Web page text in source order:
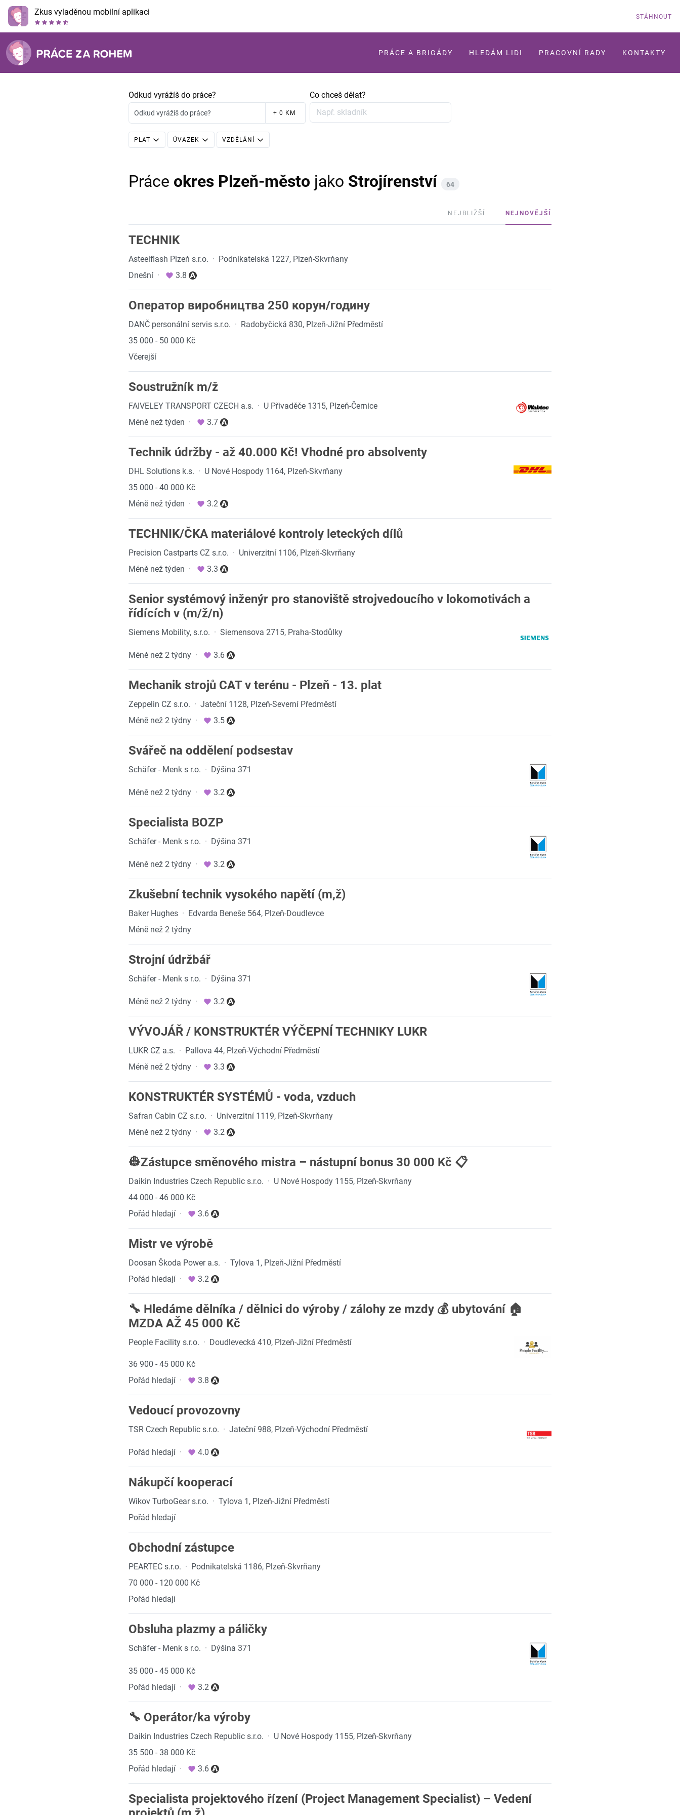
Zkus vyladěnou mobilní aplikaci STÁHNOUT
PRÁCE A BRIGÁDY HLEDÁM LIDI PRACOVNÍ RADY KONTAKTY
Odkud vyrážíš do práce?
Odkud vyrážíš do práce? + 0 KM
Co chceš dělat?
PLAT ÚVAZEK VZDĚLÁNÍ
Práce okres Plzeň-město jako Strojírenství 64
NEJBLIŽŠÍ NEJNOVĚJŠÍ
TECHNIK
Asteelflash Plzeň s.r.o. · Podnikatelská 1227, Plzeň-Skvrňany
Dnešní · 3.8
Оператор виробництва 250 корун/годину
DANČ personální servis s.r.o. · Radobyčická 830, Plzeň-Jižní Předměstí
35 000 - 50 000 Kč
Včerejší
Soustružník m/ž
FAIVELEY TRANSPORT CZECH a.s. · U Přivaděče 1315, Plzeň-Černice
Méně než týden · 3.7
Technik údržby - až 40.000 Kč! Vhodné pro absolventy
DHL Solutions k.s. · U Nové Hospody 1164, Plzeň-Skvrňany
35 000 - 40 000 Kč
Méně než týden · 3.2
TECHNIK/ČKA materiálové kontroly leteckých dílů
Precision Castparts CZ s.r.o. · Univerzitní 1106, Plzeň-Skvrňany
Méně než týden · 3.3
Senior systémový inženýr pro stanoviště strojvedoucího v lokomotivách a
řídících v (m/ž/n)
Siemens Mobility, s.r.o. · Siemensova 2715, Praha-Stodůlky
Méně než 2 týdny · 3.6
Mechanik strojů CAT v terénu - Plzeň - 13. plat
Zeppelin CZ s.r.o. · Jateční 1128, Plzeň-Severní Předměstí
Méně než 2 týdny · 3.5
Svářeč na oddělení podsestav
Schäfer - Menk s r.o. · Dýšina 371
Méně než 2 týdny · 3.2
Specialista BOZP
Schäfer - Menk s r.o. · Dýšina 371
Méně než 2 týdny · 3.2
Zkušební technik vysokého napětí (m,ž)
Baker Hughes · Edvarda Beneše 564, Plzeň-Doudlevce
Méně než 2 týdny
Strojní údržbář
Schäfer - Menk s r.o. · Dýšina 371
Méně než 2 týdny · 3.2
VÝVOJÁŘ / KONSTRUKTÉR VÝČEPNÍ TECHNIKY LUKR
LUKR CZ a.s. · Pallova 44, Plzeň-Východní Předměstí
Méně než 2 týdny · 3.3
KONSTRUKTÉR SYSTÉMŮ - voda, vzduch
Safran Cabin CZ s.r.o. · Univerzitní 1119, Plzeň-Skvrňany
Méně než 2 týdny · 3.2
👷Zástupce směnového mistra – nástupní bonus 30 000 Kč 📋
Daikin Industries Czech Republic s.r.o. · U Nové Hospody 1155, Plzeň-Skvrňany
44 000 - 46 000 Kč
Pořád hledají · 3.6
Mistr ve výrobě
Doosan Škoda Power a.s. · Tylova 1, Plzeň-Jižní Předměstí
Pořád hledají · 3.2
🔧 Hledáme dělníka / dělnici do výroby / zálohy ze mzdy 💰 ubytování 🏠
MZDA AŽ 45 000 Kč
People Facility s.r.o. · Doudlevecká 410, Plzeň-Jižní Předměstí
36 900 - 45 000 Kč
Pořád hledají · 3.8
Vedoucí provozovny
TSR Czech Republic s.r.o. · Jateční 988, Plzeň-Východní Předměstí
Pořád hledají · 4.0
Nákupčí kooperací
Wikov TurboGear s.r.o. · Tylova 1, Plzeň-Jižní Předměstí
Pořád hledají
Obchodní zástupce
PEARTEC s.r.o. · Podnikatelská 1186, Plzeň-Skvrňany
70 000 - 120 000 Kč
Pořád hledají
Obsluha plazmy a páličky
Schäfer - Menk s r.o. · Dýšina 371
35 000 - 45 000 Kč
Pořád hledají · 3.2
🔧 Operátor/ka výroby
Daikin Industries Czech Republic s.r.o. · U Nové Hospody 1155, Plzeň-Skvrňany
35 500 - 38 000 Kč
Pořád hledají · 3.6
Specialista projektového řízení (Project Management Specialist) – Vedení